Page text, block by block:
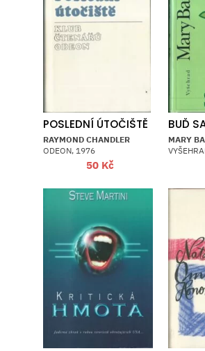
POSLEDNÍ ÚTOČIŠTĚ
RAYMOND CHANDLER
ODEON, 1976
50 Kč
BUĎ
MARY